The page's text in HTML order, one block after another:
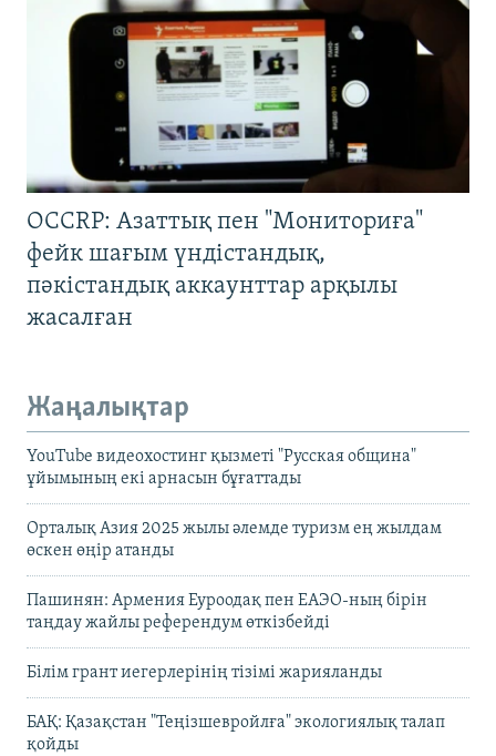
OCCRP: Азаттық пен "Мониториға"
фейк шағым үндістандық,
пәкістандық аккаунттар арқылы
жасалған
Жаңалықтар
YouTube видеохостинг қызметі "Русская община"
ұйымының екі арнасын бұғаттады
Орталық Азия 2025 жылы әлемде туризм ең жылдам
өскен өңір атанды
Пашинян: Армения Еуроодақ пен ЕАЭО-ның бірін
таңдау жайлы референдум өткізбейді
Білім грант иегерлерінің тізімі жарияланды
БАҚ: Қазақстан "Теңізшевройлға" экологиялық талап
қойды